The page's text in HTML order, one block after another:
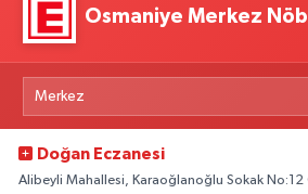
Osmaniye Merkez
Doğan Eczanesi
Alibeyli Mahallesi, Karaoğlanoğlu Sokak